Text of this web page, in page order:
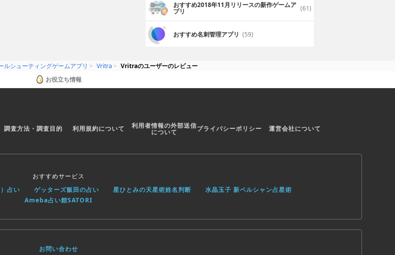
おすすめ2018年11月リリースの新作ゲームア
プリ (61)
おすすめ名刺管理アプリ (59)
ルシューティングゲームアプリ Vritra
Vritraのユーザーのレビュー
お役立ち情報
調査方法・調査目的 利用規約について 利用者情報の外部送信
について プライバシーポリシー 運営会社について
おすすめサービス
占い ゲッターズ飯田の占い 星ひとみの天星術姓名判断
水晶玉子 新ペルシャン占星術
Ameba占い館SATORI
お問い合わせ